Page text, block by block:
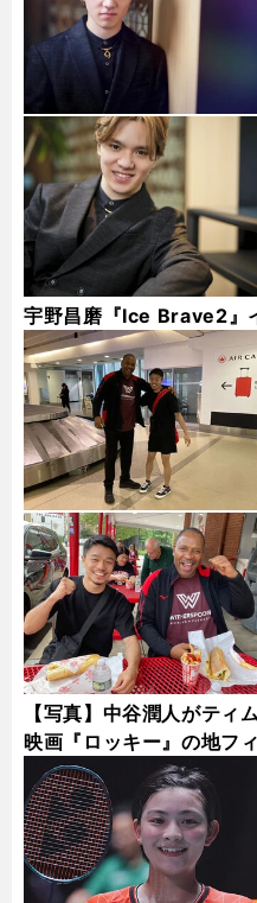
宇野昌磨『Ice Brave2』
【写真】中谷潤人がティ
映画『ロッキー』の地フ